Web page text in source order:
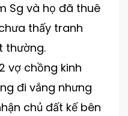
Sg và họ đã thuê
thấy tranh
thường.
vợ chồng kinh
đi vắng nhưng
chủ đất kế bên